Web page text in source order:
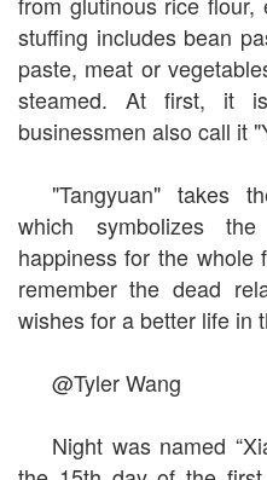
stuffing includes bean
paste, meat or
steamed. At first, it
businessmen also call it
"Tangyuan" takes
which symbolizes
happiness for the whole
remember the dead
wishes for a better life in
@Tyler Wang
Night was named